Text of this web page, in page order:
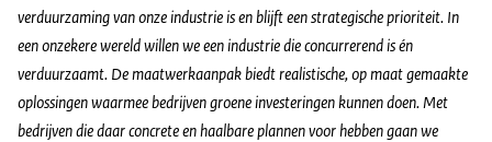
verduurzaming van onze industrie is en blijft een strategische prioriteit. In
een onzekere wereld willen we een industrie die concurrerend is én
verduurzaamt. De maatwerkaanpak biedt realistische, op maat gemaakte
oplossingen waarmee bedrijven groene investeringen kunnen doen. Met
bedrijven die daar concrete en haalbare plannen voor hebben gaan we